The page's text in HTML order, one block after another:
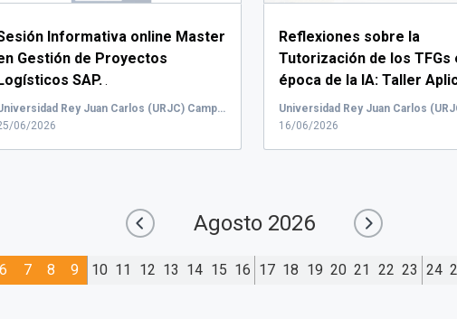
Informativa online Master
Gestión de Proyectos
SAP.
Universidad Rey Juan Carlos (URJC) Campus de Vicálvaro, Paseo de los Artilleros, Madrid, España
06/2026
Reflexiones sobre la
Tutorización de los TFGs
época de la IA: Taller
Edición 2026. Orga...
16/06/2026
Agosto 2026
6 7 8 9 10 11 12 13 14 15 16 17 18 19 20 21 22 23 24